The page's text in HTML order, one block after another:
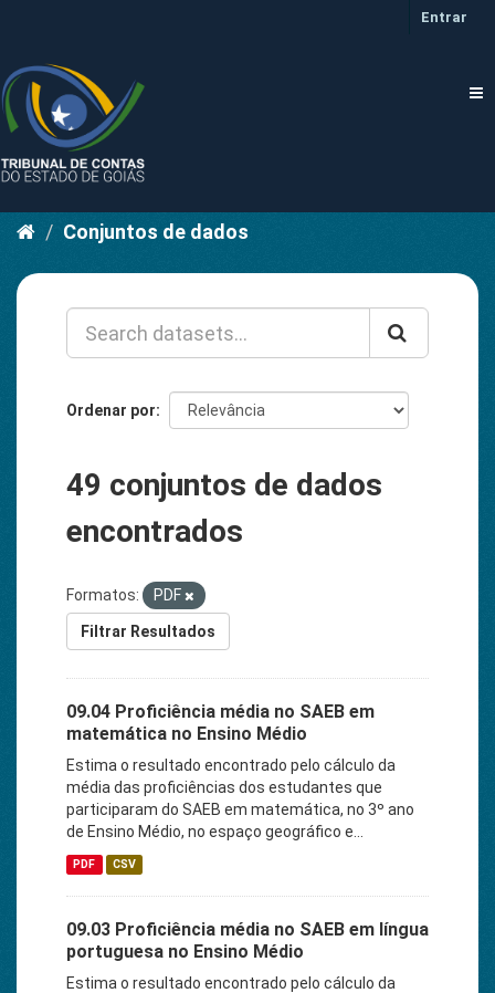
conteúdo
Entrar
Conjuntos de dados
Ordenar por
49 conjuntos de dados
encontrados
Formatos: PDF
Filtrar Resultados
09.04 Proficiência média no SAEB em
matemática no Ensino Médio
Estima o resultado encontrado pelo cálculo da
média das proficiências dos estudantes que
participaram do SAEB em matemática, no 3º ano
de Ensino Médio, no espaço geográfico e...
PDF CSV
09.03 Proficiência média no SAEB em língua
portuguesa no Ensino Médio
Estima o resultado encontrado pelo cálculo da